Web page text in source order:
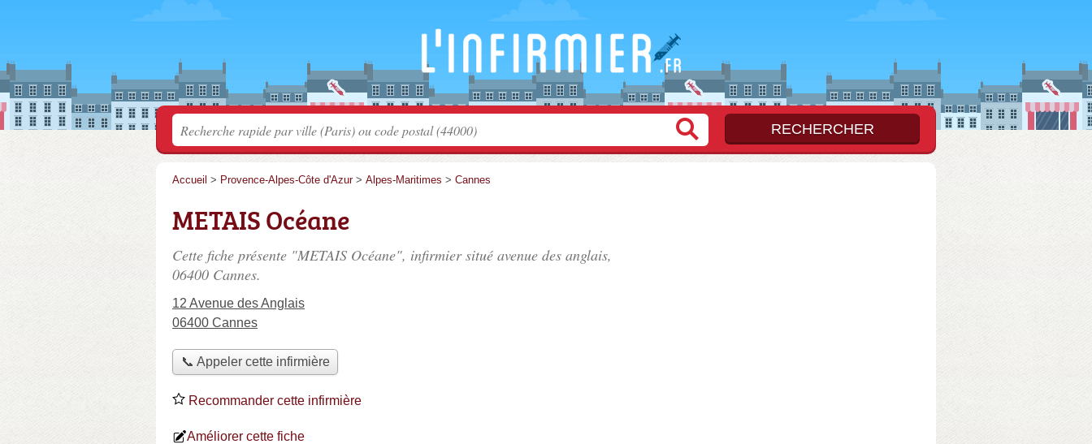
Accueil > Provence-Alpes-Côte d'Azur> Alpes-Maritimes > Cannes
METAIS Océane
Cette fiche présente "METAIS Océane", infirmier situé avenue des anglais,
06400 Cannes.
12 Avenue des Anglais
06400 Cannes
📞 Appeler cette infirmière
Recommander cette infirmière
Améliorer cette fiche